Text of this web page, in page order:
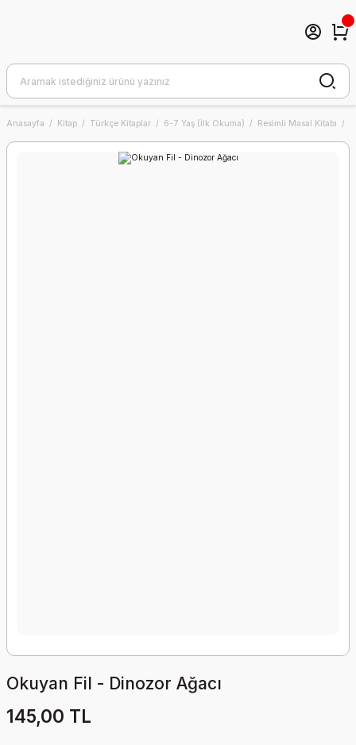
Anasayfa Kitap Türkçe Kitaplar 6-7 Yaş (İlk Okuma) Resimli Masal Kitabı
Okuyan Fil - Dinozor Ağacı
145,00 TL